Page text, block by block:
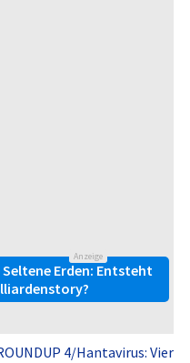
Anzeige
Seltene Erden: Entsteht
4/Hantavirus: Vier